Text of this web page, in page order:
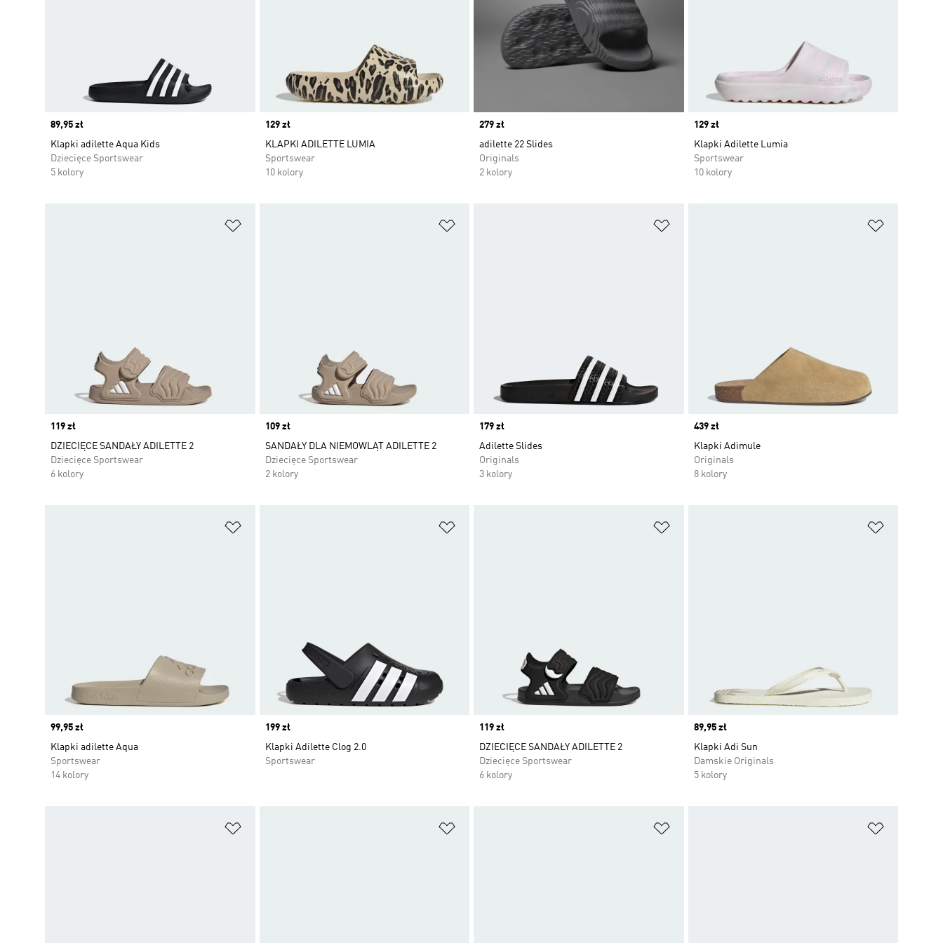
Price
89,95 zł
Klapki adilette Aqua Kids
Dziecięce Sportswear
5 kolory
Price
129 zł
KLAPKI ADILETTE LUMIA
Sportswear
10 kolory
Price
279 zł
adilette 22 Slides
Originals
2 kolory
Price
129 zł
Klapki Adilette Lumia
Sportswear
10 kolory
Price
119 zł
DZIECIĘCE SANDAŁY ADILETTE 2
Dziecięce Sportswear
6 kolory
Price
109 zł
SANDAŁY DLA NIEMOWLĄT ADILETTE 2
Dziecięce Sportswear
2 kolory
Price
179 zł
Adilette Slides
Originals
3 kolory
Price
439 zł
Klapki Adimule
Originals
8 kolory
Price
99,95 zł
Klapki adilette Aqua
Sportswear
14 kolory
Price
199 zł
Klapki Adilette Clog 2.0
Sportswear
Price
119 zł
DZIECIĘCE SANDAŁY ADILETTE 2
Dziecięce Sportswear
6 kolory
Price
89,95 zł
Klapki Adi Sun
Damskie Originals
5 kolory